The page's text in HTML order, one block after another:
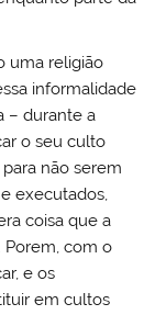
uma religião
informalidade
– durante a
o seu culto
não serem
executados,
coisa que a
Porem, com o
e os
em cultos